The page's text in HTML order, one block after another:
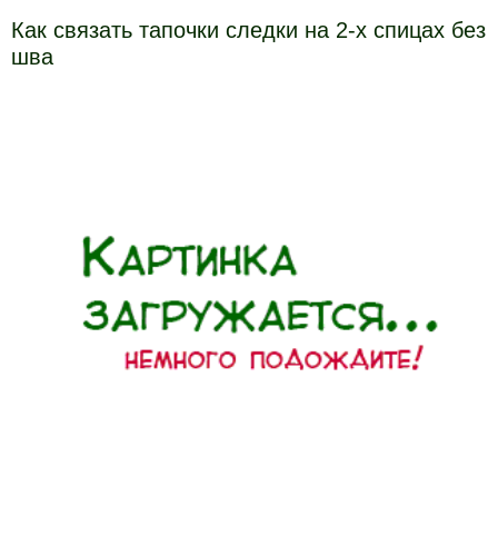
Как связать тапочки следки на 2-х спицах без
шва